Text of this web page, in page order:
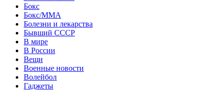
Бокс
Бокс/MMA
Болезни и лекарства
Бывший СССР
В мире
В России
Вещи
Военные новости
Волейбол
Гаджеты